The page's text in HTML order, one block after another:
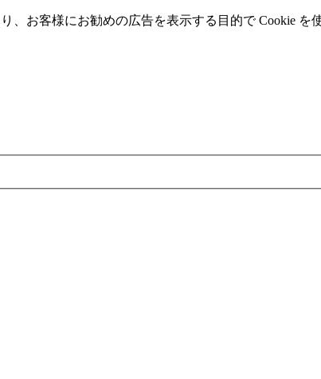
お客様にお勧めの広告を表⽰する⽬的で Cookie を